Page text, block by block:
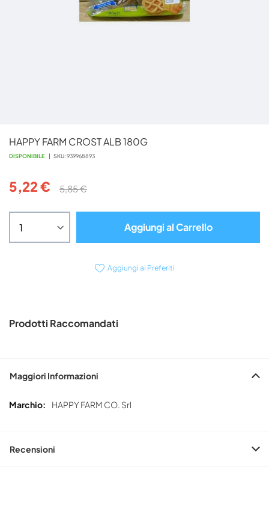
HAPPY FARM CROST ALB 180G
DISPONIBILE SKU 939968893
5,22 € 5,85 €
Aggiungi al Carrello
Aggiungi ai Preferiti
all'inizio
della
immagini
Prodotti Raccomandati
Maggiori Informazioni
Maggiori
HAPPY FARM CO. Srl
Recensioni